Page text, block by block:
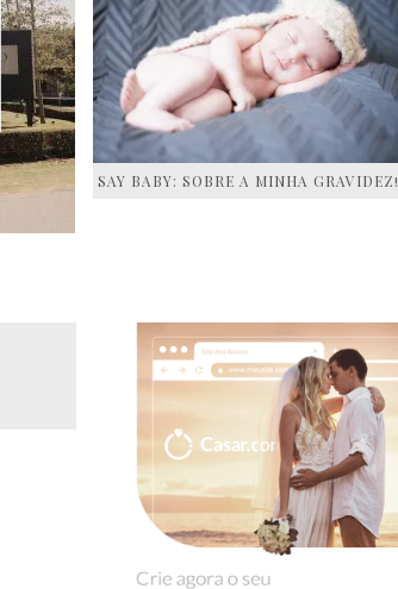
SAY BABY: SOBRE A MINHA GRAVIDEZ!
SIDEBAR